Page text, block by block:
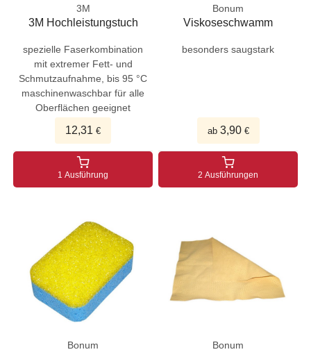
3M
3M Hochleistungstuch
spezielle Faserkombination
mit extremer Fett- und
Schmutzaufnahme, bis 95 °C
maschinenwaschbar für alle
Oberflächen geeignet
12,31 €
1 Ausführung
Bonum
Viskoseschwamm
besonders saugstark
ab 3,90€
2 Ausführungen
Bonum Bonum